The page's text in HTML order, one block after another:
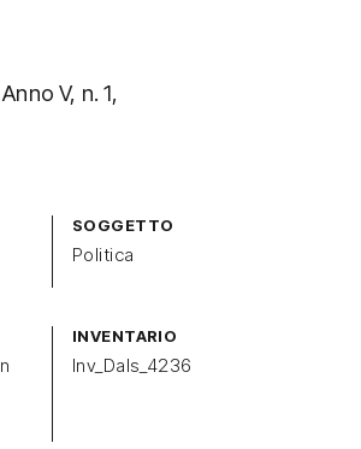
V, n. 1,
SOGGETTO
Politica
INVENTARIO
Inv_Dals_4236